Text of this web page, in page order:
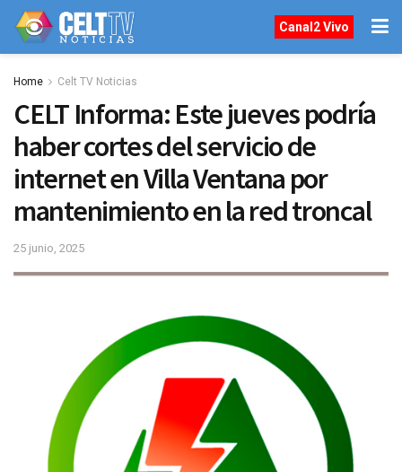
Canal2 Vivo
Home Celt TV Noticias
CELT Informa: Este jueves podría
haber cortes del servicio de
internet en Villa Ventana por
mantenimiento en la red troncal
25 junio, 2025